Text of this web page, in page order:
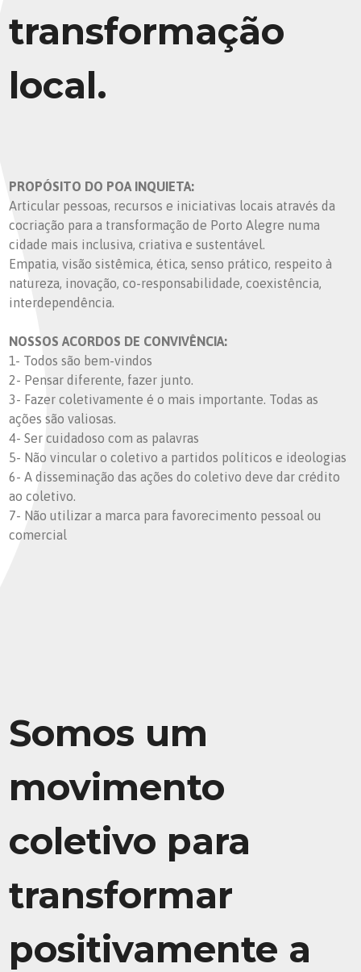
transformação
local.
PROPÓSITO DO POA INQUIETA:
Articular pessoas, recursos e iniciativas locais através da
cocriação para a transformação de Porto Alegre numa
cidade mais inclusiva, criativa e sustentável.
Empatia, visão sistêmica, ética, senso prático, respeito à
natureza, inovação, co-responsabilidade, coexistência,
interdependência.
NOSSOS ACORDOS DE CONVIVÊNCIA:
1- Todos são bem-vindos
2- Pensar diferente, fazer junto.
3- Fazer coletivamente é o mais importante. Todas as
ações são valiosas.
4- Ser cuidadoso com as palavras
5- Não vincular o coletivo a partidos políticos e ideologias
6- A disseminação das ações do coletivo deve dar crédito
ao coletivo.
7- Não utilizar a marca para favorecimento pessoal ou
comercial
Somos um
movimento
coletivo para
transformar
positivamente a